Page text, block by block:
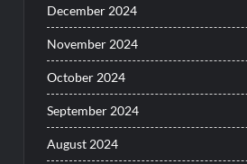
December 2024
November 2024
October 2024
September 2024
August 2024